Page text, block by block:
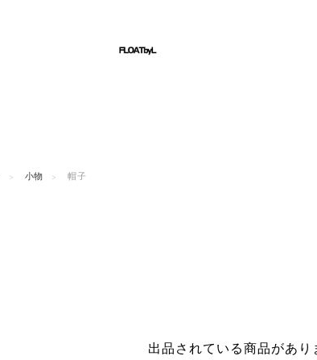
小物 帽子
出品されている商品があり